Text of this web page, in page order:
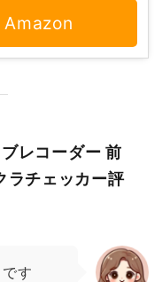
Amazon
レコーダー 前
チェッカー評
す